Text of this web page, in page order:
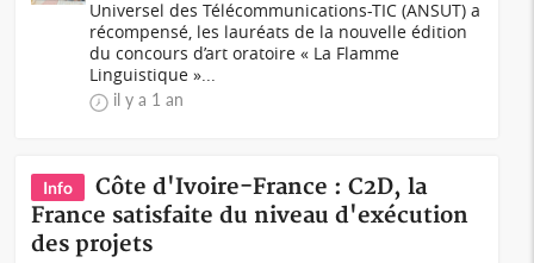
Universel des Télécommunications-TIC (ANSUT) a
récompensé, les lauréats de la nouvelle édition
du concours d’art oratoire « La Flamme
Linguistique »...
il y a 1 an
Info
Côte d'Ivoire-France : C2D, la
France satisfaite du niveau d'exécution
des projets